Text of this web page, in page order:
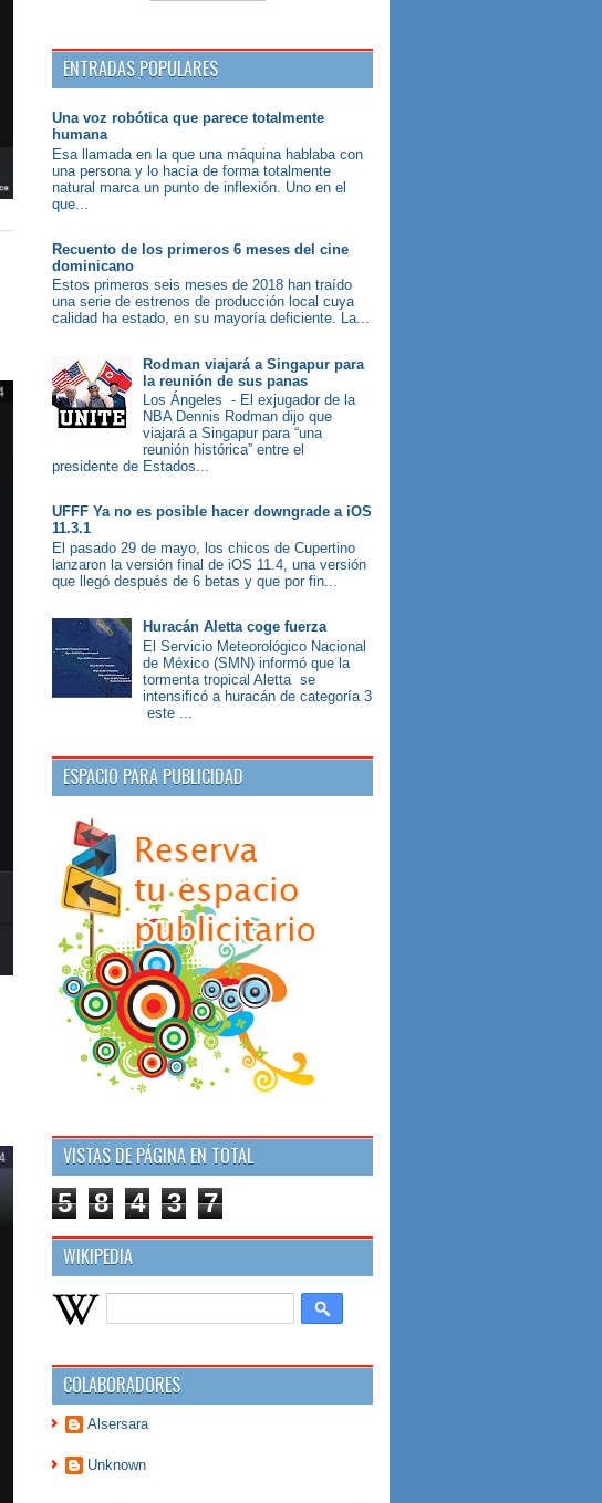
ENTRADAS POPULARES
Una voz robótica que parece totalmente
humana
Esa llamada en la que una máquina hablaba con
una persona y lo hacía de forma totalmente
natural marca un punto de inflexión. Uno en el
que...
Recuento de los primeros 6 meses del cine
dominicano
Estos primeros seis meses de 2018 han traído
una serie de estrenos de producción local cuya
calidad ha estado, en su mayoría deficiente. La...
Rodman viajará a Singapur para
la reunión de sus panas
Los Ángeles - El exjugador de la
NBA Dennis Rodman dijo que
viajará a Singapur para “una
reunión histórica” entre el
presidente de Estados...
UFFF Ya no es posible hacer downgrade a iOS
11.3.1
El pasado 29 de mayo, los chicos de Cupertino
lanzaron la versión final de iOS 11.4, una versión
que llegó después de 6 betas y que por fin...
Huracán Aletta coge fuerza
El Servicio Meteorológico Nacional
de México (SMN) informó que la
tormenta tropical Aletta se
intensificó a huracán de categoría 3
este ...
ESPACIO PARA PUBLICIDAD
VISTAS DE PÁGINA EN TOTAL
5 8 4 3 7
WIKIPEDIA
COLABORADORES
Alsersara
Unknown